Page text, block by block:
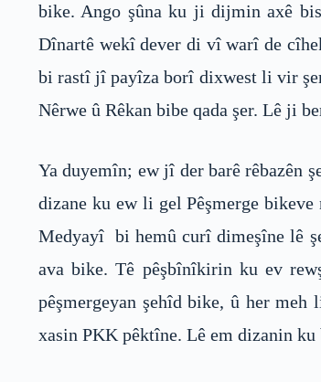
bike. Ango şûna ku ji dijmin axê
Dînartê wekî dever di vî warî de
bi rastî jî payîza borî dixwest li vir
Nêrwe û Rêkan bibe qada şer. Lê ji
Ya duyemîn; ew jî der barê rêbazên
dizane ku ew li gel Pêşmerge
Medyayî bi hemû curî dimeşîne lê
ava bike. Tê pêşbînîkirin ku ev
pêşmergeyan şehîd bike, û her
xasin PKK pêktîne. Lê em dizanin